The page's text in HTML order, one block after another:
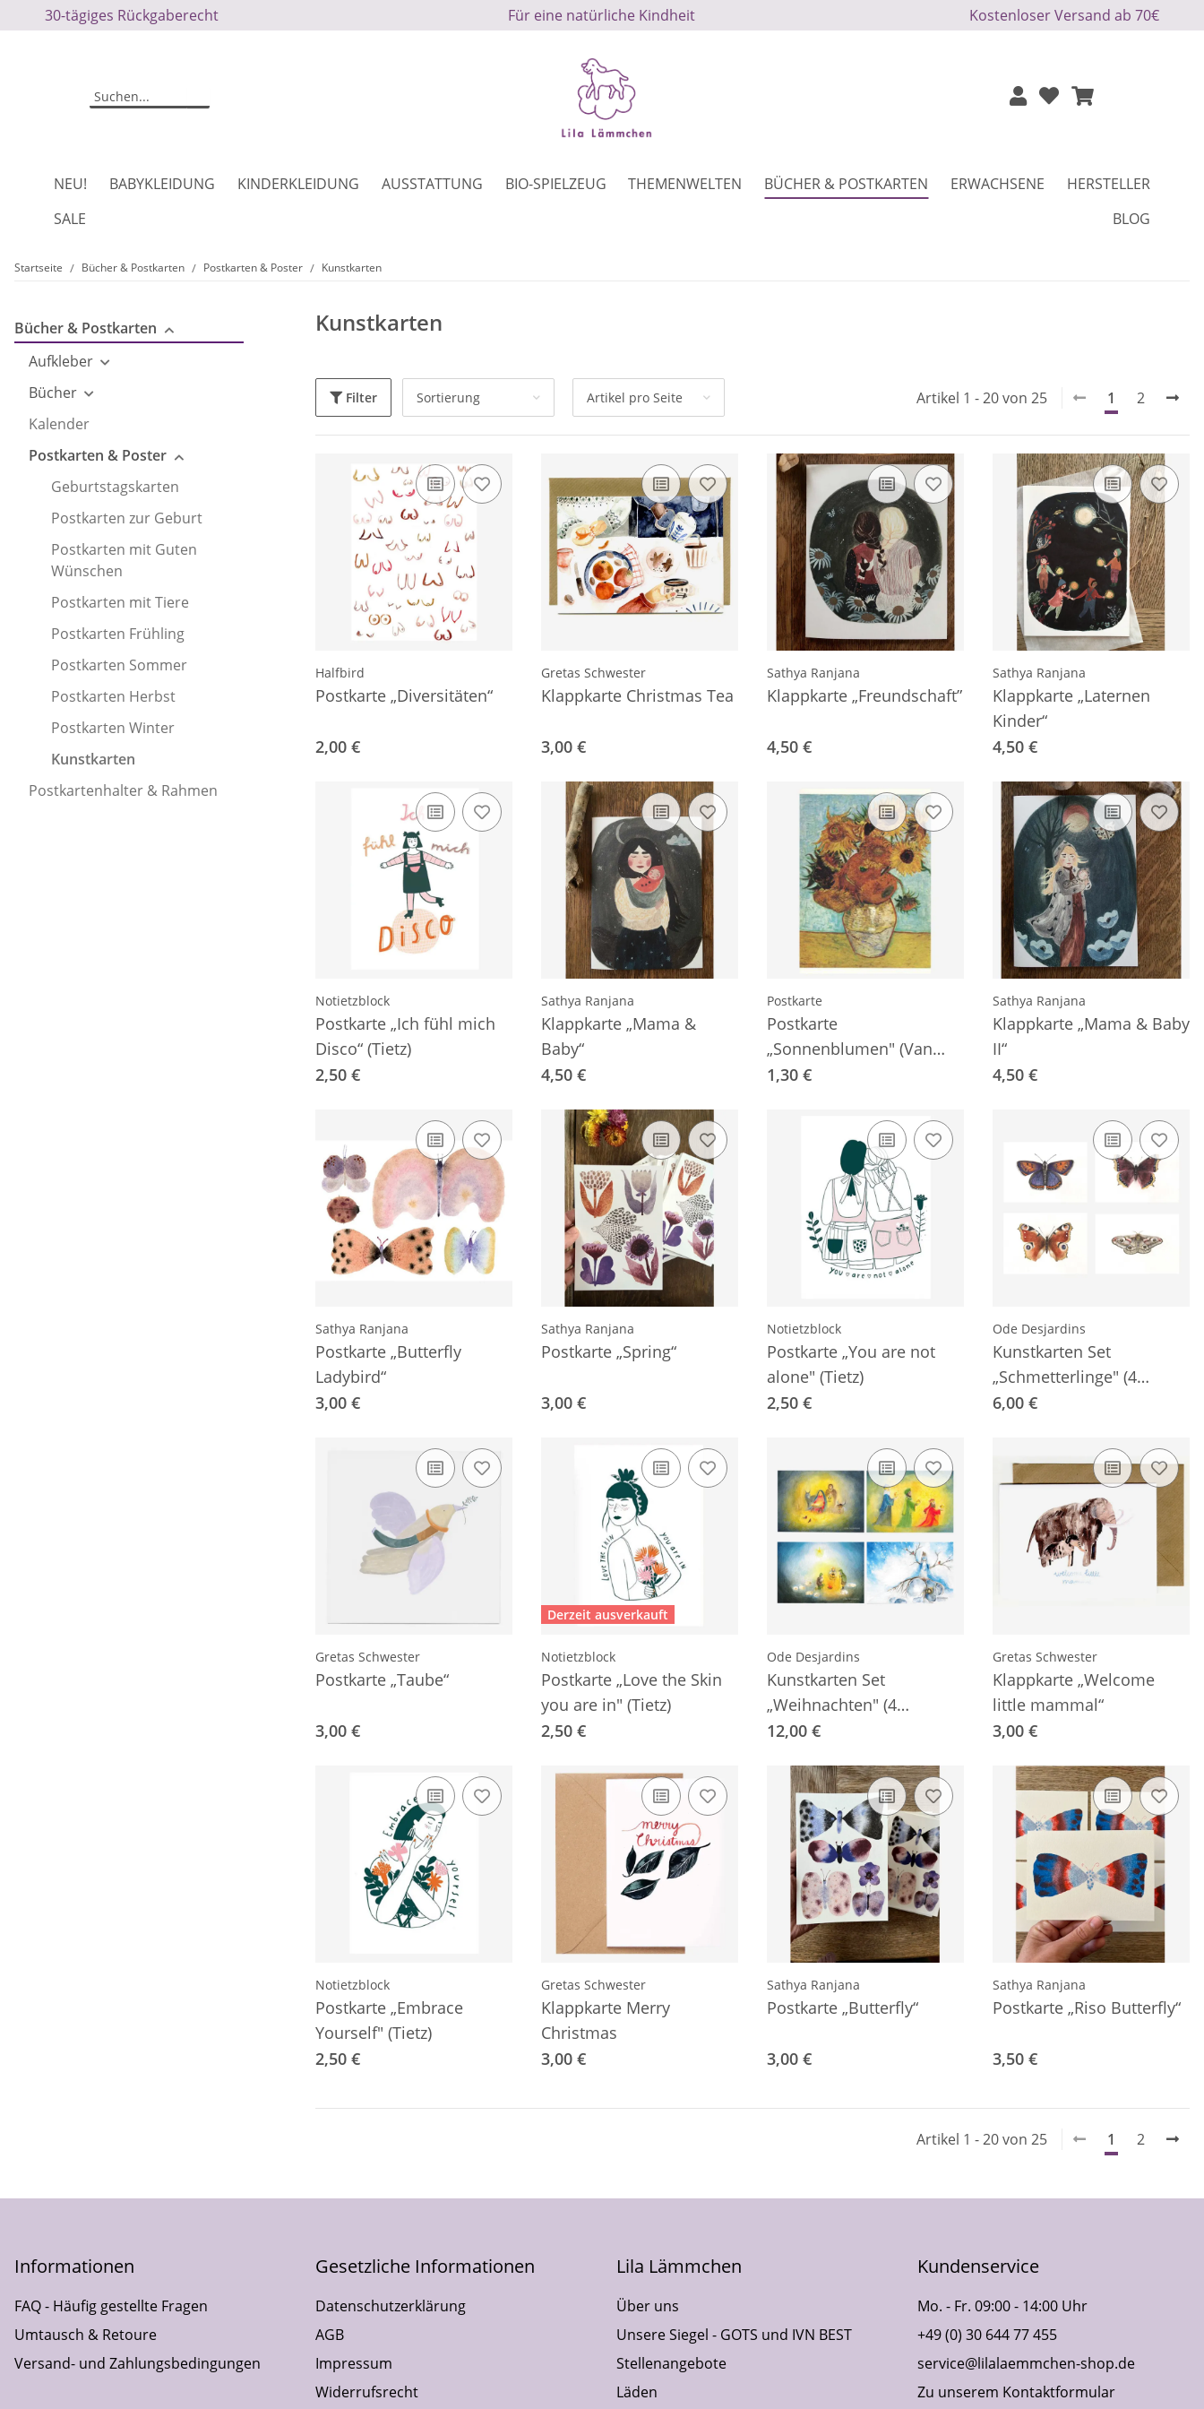
30-tägiges Rückgaberecht Für eine natürliche Kindheit Kostenloser Versand ab 70€
NEU! BABYKLEIDUNG KINDERKLEIDUNG AUSSTATTUNG BIO-SPIELZEUG THEMENWELTEN BÜCHER & POSTKARTEN ERWACHSENE
HERSTELLER
SALE
BLOG
Startseite Bücher & Postkarten Postkarten & Poster Kunstkarten
Kunstkarten
Filter Sortierung Artikel pro Seite Artikel 1 - 20 von 25 1 2
Halfbird
Postkarte „Diversitäten“
2,00 €
Gretas Schwester
Klappkarte Christmas Tea
3,00 €
Sathya Ranjana
Klappkarte „Freundschaft”
4,50 €
Sathya Ranjana
Klappkarte „Laternen
Kinder“
4,50 €
Notietzblock
Postkarte „Ich fühl mich
Disco“ (Tietz)
2,50 €
Sathya Ranjana
Klappkarte „Mama &
Baby“
4,50 €
Postkarte
Postkarte
„Sonnenblumen" (Van
Gogh)
1,30 €
Sathya Ranjana
Klappkarte „Mama & Baby
II“
4,50 €
Sathya Ranjana
Postkarte „Butterfly
Ladybird“
3,00 €
Sathya Ranjana
Postkarte „Spring“
3,00 €
Notietzblock
Postkarte „You are not
alone" (Tietz)
2,50 €
Ode Desjardins
Kunstkarten Set
„Schmetterlinge" (4
Postkarten A6)
6,00 €
Gretas Schwester
Postkarte „Taube“
3,00 €
Derzeit ausverkauft
Notietzblock
Postkarte „Love the Skin
you are in" (Tietz)
2,50 €
Ode Desjardins
Kunstkarten Set
„Weihnachten" (4
Postkarten A5)
12,00 €
Gretas Schwester
Klappkarte „Welcome
little mammal“
3,00 €
Notietzblock
Postkarte „Embrace
Yourself" (Tietz)
2,50 €
Gretas Schwester
Klappkarte Merry
Christmas
3,00 €
Sathya Ranjana
Postkarte „Butterfly“
3,00 €
Sathya Ranjana
Postkarte „Riso Butterfly“
3,50 €
Artikel 1 - 20 von 25 1 2
Bücher & Postkarten
Aufkleber
Bücher
Kalender
Postkarten & Poster
Geburtstagskarten
Postkarten zur Geburt
Postkarten mit Guten
Wünschen
Postkarten mit Tiere
Postkarten Frühling
Postkarten Sommer
Postkarten Herbst
Postkarten Winter
Kunstkarten
Postkartenhalter & Rahmen
Informationen
FAQ - Häufig gestellte Fragen
Umtausch & Retoure
Versand- und Zahlungsbedingungen
Gesetzliche Informationen
Datenschutzerklärung
AGB
Impressum
Widerrufsrecht
Lila Lämmchen
Über uns
Unsere Siegel - GOTS und IVN BEST
Stellenangebote
Läden
Kundenservice
Mo. - Fr. 09:00 - 14:00 Uhr
+49 (0) 30 644 77 455
service@lilalaemmchen-shop.de
Zu unserem Kontaktformular